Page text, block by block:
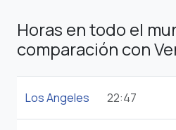
Horas en todo el
comparación con
Los Angeles 22:47